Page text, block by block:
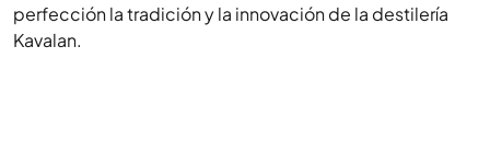
perfección la tradición y la innovación de la destilería
Kavalan.